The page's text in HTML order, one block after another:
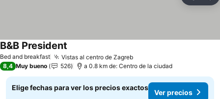
Bed and breakfast Vistas al centro de Zagreb
B&B President
8,4 Muy bueno 526 a 0.8 km de: Centro de la ciudad
Elige fechas para ver los precios exactos
Ver precios